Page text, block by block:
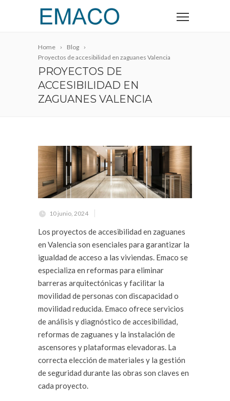
Home
Blog
Proyectos de accesibilidad en zaguanes Valencia
PROYECTOS DE
ACCESIBILIDAD EN
ZAGUANES VALENCIA
10 junio, 2024
Los proyectos de accesibilidad en zaguanes
en Valencia son esenciales para garantizar la
igualdad de acceso a las viviendas. Emaco se
especializa en reformas para eliminar
barreras arquitectónicas y facilitar la
movilidad de personas con discapacidad o
movilidad reducida. Emaco ofrece servicios
de análisis y diagnóstico de accesibilidad,
reformas de zaguanes y la instalación de
ascensores y plataformas elevadoras. La
correcta elección de materiales y la gestión
de seguridad durante las obras son claves en
cada proyecto.